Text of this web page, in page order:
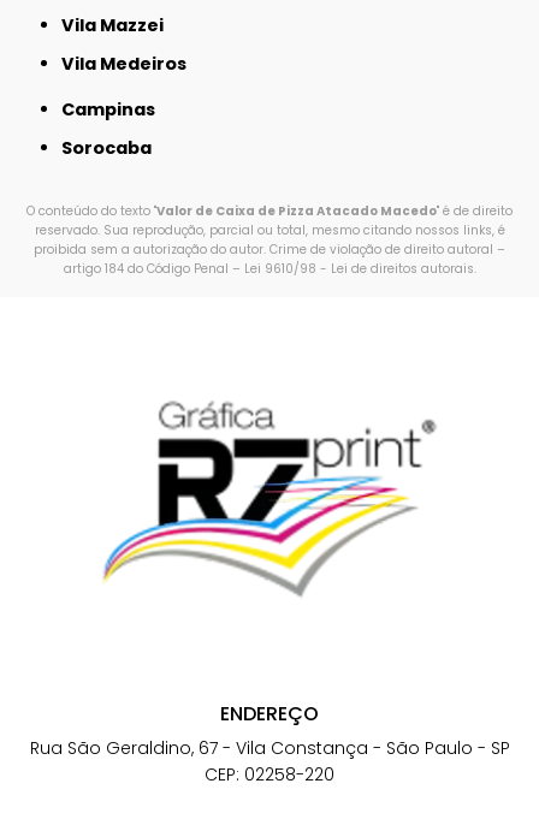
Vila Mazzei
Vila Medeiros
Campinas
Sorocaba
O conteúdo do texto "Valor de Caixa de Pizza Atacado Macedo" é de direito
reservado. Sua reprodução, parcial ou total, mesmo citando nossos links, é
proibida sem a autorização do autor. Crime de violação de direito autoral –
artigo 184 do Código Penal – Lei 9610/98 - Lei de direitos autorais.
ENDEREÇO
Rua São Geraldino, 67 - Vila Constança - São Paulo - SP
CEP: 02258-220